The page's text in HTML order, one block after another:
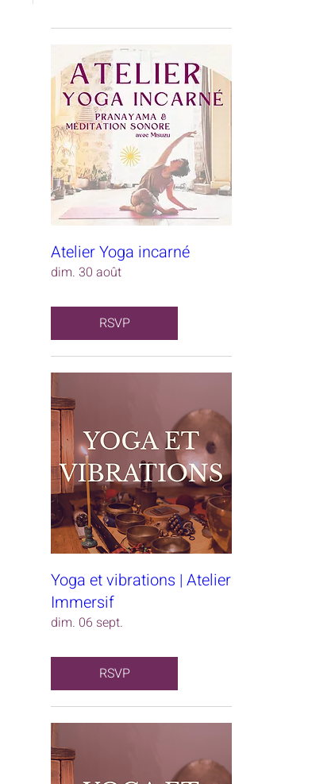
Atelier Yoga incarné
dim. 30 août
RSVP
Yoga et vibrations | Atelier
Immersif
dim. 06 sept.
RSVP